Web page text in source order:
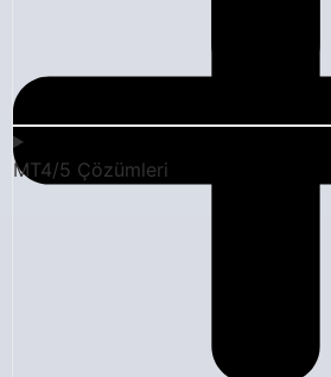
MT4/5 Çözümleri